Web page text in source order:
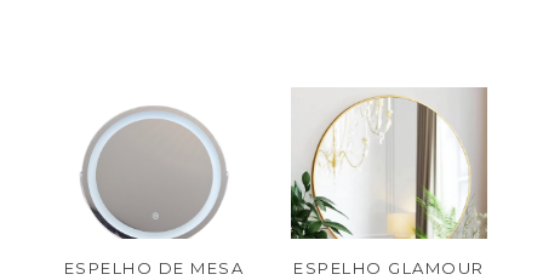
ESPELHO DE MESA
ESPELHO GLAMOUR